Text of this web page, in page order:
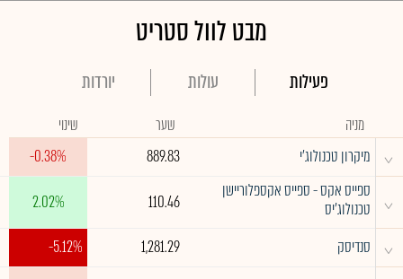
מבט לוול סטריט
פעילות עולות יורדות
מניה שער שינוי
^ מיקרון טכנולוג'י 889.83
-0.38%
^
ספייס אקס - ספייס אקספלוריישן
טכנולוג'יס
110.46
2.02%
^ סנדיסק 1,281.29
-5.12%